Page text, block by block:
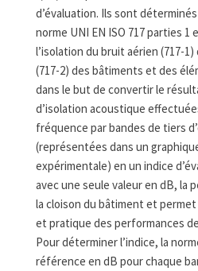
d’évaluation. Ils sont
norme UNI EN ISO 717 parties 1
l’isolation du bruit aérien (717-
(717-2) des bâtiments et des
dans le but de convertir le
d’isolation acoustique
fréquence par bandes de tiers
(représentées dans un
expérimentale) en un indice
avec une seule valeur en dB, la
la cloison du bâtiment et
et pratique des performances
Pour déterminer l’indice, la
référence en dB pour chaque